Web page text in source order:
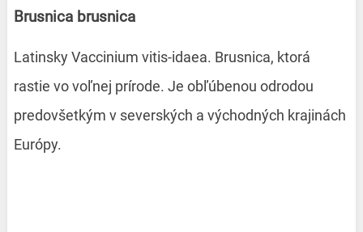
Brusnica brusnica
Latinsky Vaccinium vitis-idaea. Brusnica, ktorá
rastie vo voľnej prírode. Je obľúbenou odrodou
predovšetkým v severských a východných krajinách
Európy.